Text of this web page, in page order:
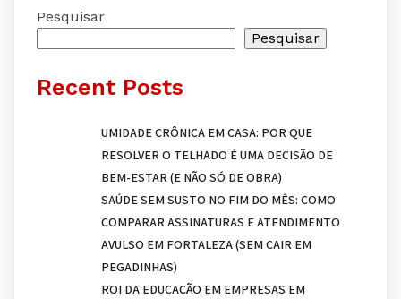
Pesquisar
Pesquisar
Recent Posts
UMIDADE CRÔNICA EM CASA: POR QUE
RESOLVER O TELHADO É UMA DECISÃO DE
BEM-ESTAR (E NÃO SÓ DE OBRA)
SAÚDE SEM SUSTO NO FIM DO MÊS: COMO
COMPARAR ASSINATURAS E ATENDIMENTO
AVULSO EM FORTALEZA (SEM CAIR EM
PEGADINHAS)
ROI DA EDUCAÇÃO EM EMPRESAS EM